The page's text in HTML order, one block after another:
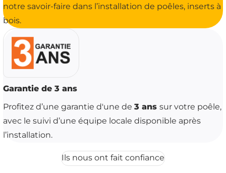
notre savoir-faire dans l’installation de poêles, inserts à
bois.
Garantie de 3 ans
Profitez d’une garantie d'une de 3 ans sur votre poêle,
avec le suivi d’une équipe locale disponible après
l’installation.
Ils nous ont fait confiance